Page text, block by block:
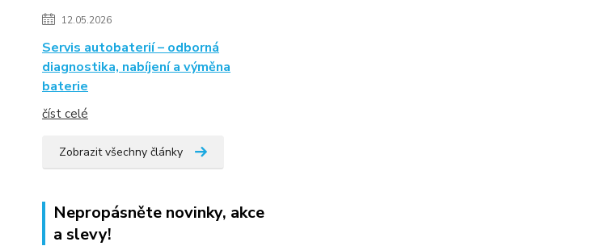
12.05.2026
Servis autobaterií – odborná
diagnostika, nabíjení a výměna
baterie
číst celé
Zobrazit všechny články
Nepropásněte novinky, akce
a slevy!